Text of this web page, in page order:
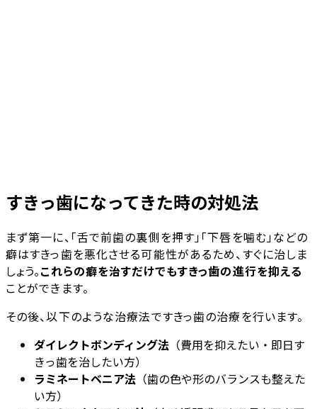
すきっ歯になってきた時の対処法
まず第一に、「舌で前歯の裏側を押す」「下唇を噛む」などの
癖はすきっ歯を悪化させる可能性があるため、すぐに治しま
しょう。これらの癖を治すだけでもすきっ歯の進行を抑える
ことができます。
その後、以下のような治療法ですきっ歯の治療を行います。
ダイレクトボンディング法 （費用を抑えたい・即日す
きっ歯を治したい方）
ラミネートベニア法 （歯の色や形のバランスも整えた
い方）